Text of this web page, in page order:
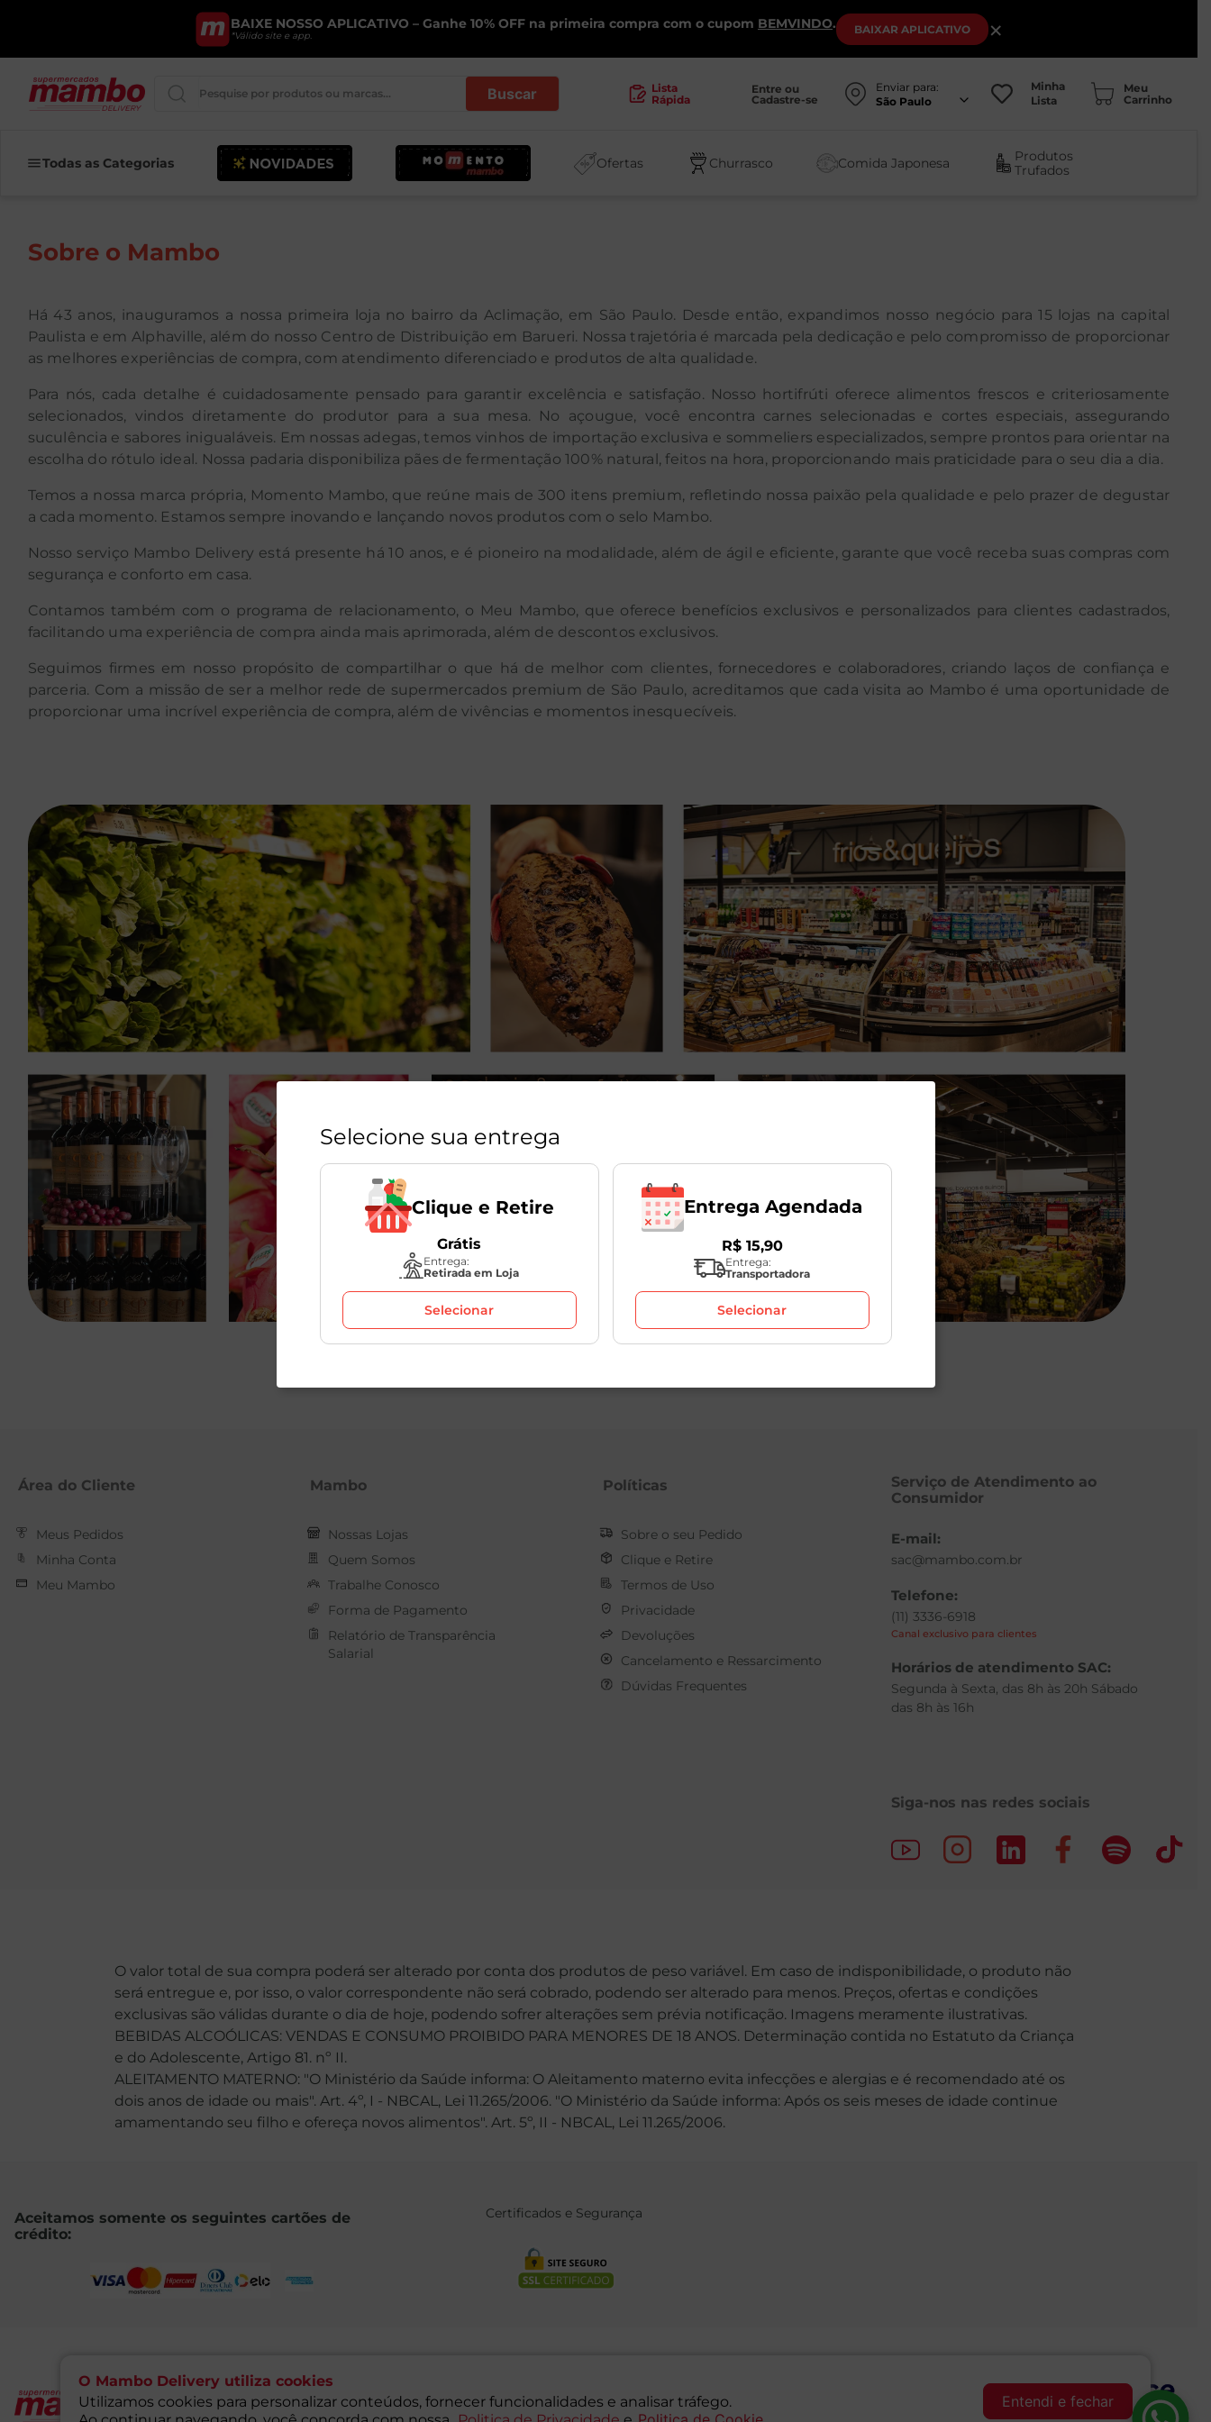
BAIXE NOSSO APLICATIVO – Ganhe 10% OFF na primeira compra com o cupom BEMVINDO.
*Válido site e app. BAIXAR APLICATIVO ×
Pesquise por produtos ou marcas...
Lista
Rápida
Entre ou
Cadastre-se
Enviar para:
São Paulo
Minha
Lista
Todas as Categorias Ofertas Churrasco Comida Japonesa
Produtos
Trufados
O Mambo Delivery utiliza cookies
Utilizamos cookies para personalizar conteúdos, fornecer funcionalidades e analisar tráfego.
Entendi e fechar
Sobre o Mambo
Há 43 anos, inauguramos a nossa primeira loja no bairro da Aclimação, em São Paulo. Desde então, expandimos nosso negócio para 15 lojas na capital
Paulista e em Alphaville, além do nosso Centro de Distribuição em Barueri. Nossa trajetória é marcada pela dedicação e pelo compromisso de proporcionar
as melhores experiências de compra, com atendimento diferenciado e produtos de alta qualidade.
Para nós, cada detalhe é cuidadosamente pensado para garantir excelência e satisfação. Nosso hortifrúti oferece alimentos frescos e criteriosamente
selecionados, vindos diretamente do produtor para a sua mesa. No açougue, você encontra carnes selecionadas e cortes especiais, assegurando
suculência e sabores inigualáveis. Em nossas adegas, temos vinhos de importação exclusiva e sommeliers especializados, sempre prontos para orientar na
escolha do rótulo ideal. Nossa padaria disponibiliza pães de fermentação 100% natural, feitos na hora, proporcionando mais praticidade para o seu dia a dia.
Temos a nossa marca própria, Momento Mambo, que reúne mais de 300 itens premium, refletindo nossa paixão pela qualidade e pelo prazer de degustar
a cada momento. Estamos sempre inovando e lançando novos produtos com o selo Mambo.
Nosso serviço Mambo Delivery está presente há 10 anos, e é pioneiro na modalidade, além de ágil e eficiente, garante que você receba suas compras com
segurança e conforto em casa.
Contamos também com o programa de relacionamento, o Meu Mambo, que oferece benefícios exclusivos e personalizados para clientes cadastrados,
facilitando uma experiência de compra ainda mais aprimorada, além de descontos exclusivos.
Seguimos firmes em nosso propósito de compartilhar o que há de melhor com clientes, fornecedores e colaboradores, criando laços de confiança e
parceria. Com a missão de ser a melhor rede de supermercados premium de São Paulo, acreditamos que cada visita ao Mambo é uma oportunidade de
proporcionar uma incrível experiência de compra, além de vivências e momentos inesquecíveis.
Área do Cliente
Meus Pedidos
Minha Conta
Meu Mambo
Mambo
Nossas Lojas
Quem Somos
Trabalhe Conosco
Forma de Pagamento
Relatório de Transparência
Salarial
Políticas
Sobre o seu Pedido
Clique e Retire
Termos de Uso
Privacidade
Devoluções
Cancelamento e Ressarcimento
Dúvidas Frequentes
Serviço de Atendimento ao
Consumidor
E-mail:
sac@mambo.com.br
Telefone:
(11) 3336-6918
Canal exclusivo para clientes
Horários de atendimento SAC:
Segunda à Sexta, das 8h às 20h Sábado
das 8h às 16h
Siga-nos nas redes sociais
O valor total de sua compra poderá ser alterado por conta dos produtos de peso variável. Em caso de indisponibilidade, o produto não
será entregue e, por isso, o valor correspondente não será cobrado, podendo ser alterado para menos. Preços, ofertas e condições
exclusivas são válidas durante o dia de hoje, podendo sofrer alterações sem prévia notificação. Imagens meramente ilustrativas.
BEBIDAS ALCOÓLICAS: VENDAS E CONSUMO PROIBIDO PARA MENORES DE 18 ANOS. Determinação contida no Estatuto da Criança
e do Adolescente, Artigo 81. nº II.
ALEITAMENTO MATERNO: "O Ministério da Saúde informa: O Aleitamento materno evita infecções e alergias e é recomendado até os
dois anos de idade ou mais". Art. 4º, I - NBCAL, Lei 11.265/2006. "O Ministério da Saúde informa: Após os seis meses de idade continue
amamentando seu filho e ofereça novos alimentos". Art. 5º, II - NBCAL, Lei 11.265/2006.
Aceitamos somente os seguintes cartões de
crédito:
Certificados e Segurança
@ 2021 MAMBO - TODOS OS DIREITOS RESERVADOS Supermercados Mambo Ltda.
CNPJ: 71.676.316/0001-46 - Inscrição Estadual: 116.827.781.117
Endereço: Rua Guaipá, 255 - Vila Leopoldina - São Paulo - SP - 05089-001
Selecione sua entrega
Clique e Retire
Grátis
Entrega:
Retirada em Loja
Selecionar
Entrega Agendada
R$ 15,90
Entrega:
Transportadora
Selecionar
Iogurte
Leite